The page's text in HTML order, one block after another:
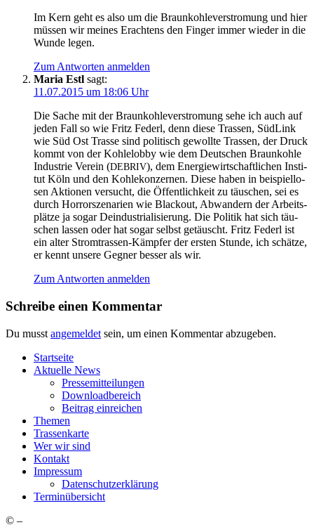
Im Kern geht es also um die Braun­koh­le­ver­stro­mung und hier
müs­sen wir mei­nes Erach­tens den Fin­ger immer wie­der in die
Wun­de legen.
Zum Antworten anmelden
Maria Estl sagt:
11.07.2015 um 18:06 Uhr
Die Sache mit der Braun­koh­le­ver­stro­mung sehe ich auch auf
jeden Fall so wie Fritz Federl, denn die­se Tras­sen, Süd­Link
wie Süd Ost Tras­se sind poli­tisch gewoll­te Tras­sen, der Druck
kommt von der Koh­le­lob­by wie dem Deut­schen Braun­koh­le
Indus­trie Ver­ein (DEBRIV), dem Ener­gie­wirt­schaft­li­chen Insti­
tut Köln und den Koh­le­kon­zer­nen. Die­se haben in bei­spiel­lo­
sen Aktio­nen ver­sucht, die Öffent­lich­keit zu täu­schen, sei es
durch Hor­ror­sze­na­ri­en wie Black­out, Abwan­dern der Arbeits­
plät­ze ja sogar Deindus­tria­li­sie­rung. Die Poli­tik hat sich täu­
schen las­sen oder hat sogar selbst getäuscht. Fritz Federl ist
ein alter Strom­tras­sen-Kämp­fer der ers­ten Stun­de, ich schät­ze,
er kennt unse­re Geg­ner bes­ser als wir.
Zum Antworten anmelden
Schreibe einen Kommentar
Du musst angemeldet sein, um einen Kommentar abzugeben.
Start­sei­te
Aktu­el­le News
Pres­se­mit­tei­lun­gen
Down­load­be­reich
Bei­trag einreichen
The­men
Tras­sen­kar­te
Wer wir sind
Kon­takt
Impres­sum
Daten­schutz­er­klä­rung
Ter­min­über­sicht
© –